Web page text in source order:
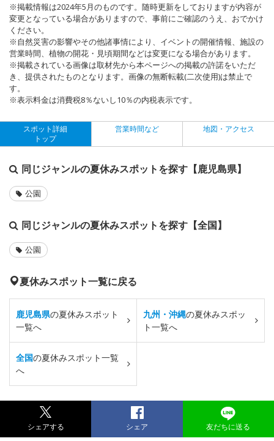
※掲載情報は2024年5月のものです。随時更新をしておりますが内容が
変更となっている場合がありますので、事前にご確認のうえ、おでかけ
ください。
※自然災害の影響やその他諸事情により、イベントの開催情報、施設の
営業時間、植物の開花・見頃期間などは変更になる場合があります。
※掲載されている画像は取材先から本ページへの掲載の許諾をいただ
き、提供されたものとなります。画像の無断転載(二次使用)は禁止で
す。
※表示料金は消費税8％ないし10％の内税表示です。
スポット詳細
トップ
営業時間など 地図・アクセス
同じジャンルの夏休みスポットを探す【鹿児島県】
公園
同じジャンルの夏休みスポットを探す【全国】
公園
夏休みスポット一覧に戻る
鹿児島県の夏休みスポット
一覧へ
九州・沖縄の夏休みスポッ
ト一覧へ
全国の夏休みスポット一覧
へ
シェアする シェア 友だちに送る